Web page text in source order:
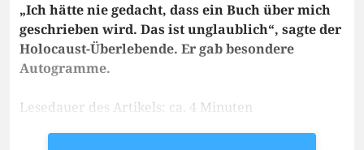
„Ich hätte nie gedacht, dass ein Buch über mich
geschrieben wird. Das ist unglaublich“, sagte der
Holocaust-Überlebende. Er gab besondere
Autogramme.
Lesedauer des Artikels: ca. 4 Minuten